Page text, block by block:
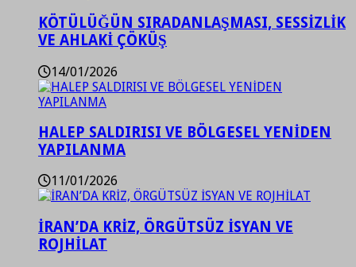
KÖTÜLÜĞÜN SIRADANLAŞMASI, SESSİZLİK
VE AHLAKİ ÇÖKÜŞ
14/01/2026
HALEP SALDIRISI VE BÖLGESEL YENİDEN
YAPILANMA
11/01/2026
İRAN’DA KRİZ, ÖRGÜTSÜZ İSYAN VE
ROJHİLAT